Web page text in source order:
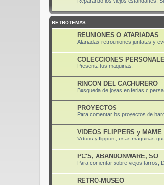
RETROTEMAS
REUNIONES O ATARIADAS
Atariadas-retrouniones-juntatas y
COLECCIONES
Presenta tus máquinas.
RINCON DEL CACHURERO
Busqueda de joyas en ferias o
PROYECTOS
Para comentar los proyectos de
VIDEOS FLIPPERS y MAME
Videos y flippers, esas máquinas
PC'S, ABANDONWARE, SO
Para comentar sobre viejos tarros,
RETRO-MUSEO